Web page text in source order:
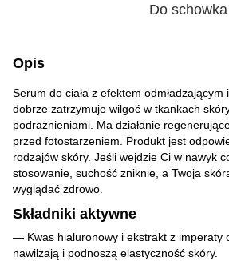
Do schowka
Opis
Serum do ciała z efektem odmładzającym
dobrze zatrzymuje wilgoć w tkankach
podrażnieniami. Ma działanie
przed fotostarzeniem. Produkt jest
rodzajów skóry. Jeśli wejdzie Ci w nawyk
stosowanie, suchość zniknie, a Twoja
wyglądać zdrowo.
Składniki aktywne
— Kwas hialuronowy i ekstrakt z imperaty
nawilżają i podnoszą elastyczność skóry.